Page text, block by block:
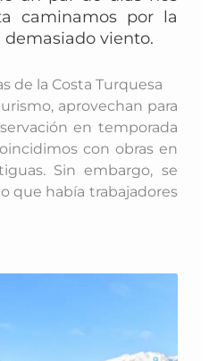
caminamos por la
viento.
de la Costa Turquesa
aprovechan para
en temporada
con obras en
Sin embargo, se
que había trabajadores